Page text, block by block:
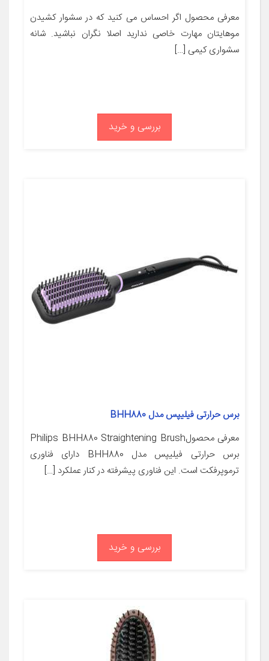
معرفی محصول اگر احساس می کنید که در سشوار کشیدن
موهایتان مهارت خاصی ندارید اصلا نگران نباشید. شانه
سشواری کیمی […]
بررسی و خرید
برس حرارتی فیلیپس مدل BHH880
معرفی محصولPhilips BHH880 Straightening Brush
برس حرارتی فیلیپس مدل BHH880 دارای فناوری
ترموپرفکت است. این فناوری پیشرفته در کنار عملکرد […]
بررسی و خرید